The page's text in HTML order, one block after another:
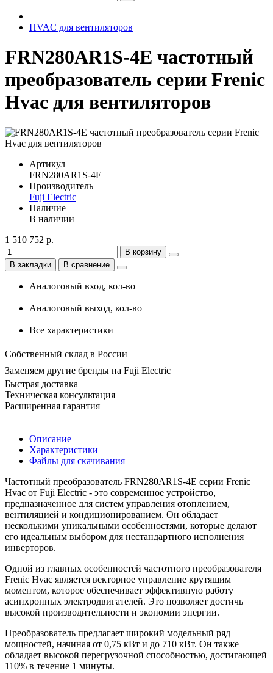
HVAC для вентиляторов
FRN280AR1S-4E частотный
преобразователь серии Frenic
Hvac для вентиляторов
Артикул
FRN280AR1S-4E
Производитель
Fuji Electric
Наличие
В наличии
1 510 752 р.
В корзину
В закладки
В сравнение
Аналоговый вход, кол-во
+
Аналоговый выход, кол-во
+
Все характеристики
Собственный склад в России
Заменяем другие бренды на Fuji Electric
Быстрая доставка
Техническая консультация
Расширенная гарантия
Описание
Характеристики
Файлы для скачивания
Частотный преобразователь FRN280AR1S-4E серии Frenic
Hvac от Fuji Electric - это современное устройство,
предназначенное для систем управления отоплением,
вентиляцией и кондиционированием. Он обладает
несколькими уникальными особенностями, которые делают
его идеальным выбором для нестандартного исполнения
инверторов.
Одной из главных особенностей частотного преобразователя
Frenic Hvac является векторное управление крутящим
моментом, которое обеспечивает эффективную работу
асинхронных электродвигателей. Это позволяет достичь
высокой производительности и экономии энергии.
Преобразователь предлагает широкий модельный ряд
мощностей, начиная от 0,75 кВт и до 710 кВт. Он также
обладает высокой перегрузочной способностью, достигающей
110% в течение 1 минуты.